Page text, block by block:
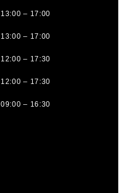
13:00 – 17:00
13:00 – 17:00
12:00 – 17:30
12:00 – 17:30
09:00 – 16:30